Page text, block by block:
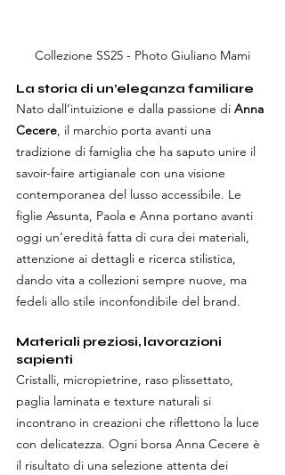
Collezione SS25 - Photo Giuliano Mami
La storia di un’eleganza familiare
Nato dall’intuizione e dalla passione di Anna
Cecere, il marchio porta avanti una
tradizione di famiglia che ha saputo unire il
savoir-faire artigianale con una visione
contemporanea del lusso accessibile. Le
figlie Assunta, Paola e Anna portano avanti
oggi un’eredità fatta di cura dei materiali,
attenzione ai dettagli e ricerca stilistica,
dando vita a collezioni sempre nuove, ma
fedeli allo stile inconfondibile del brand.
Materiali preziosi, lavorazioni
sapienti
Cristalli, micropietrine, raso plissettato,
paglia laminata e texture naturali si
incontrano in creazioni che riflettono la luce
con delicatezza. Ogni borsa Anna Cecere è
il risultato di una selezione attenta dei